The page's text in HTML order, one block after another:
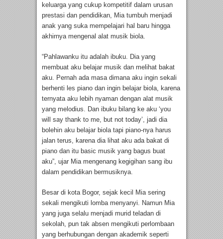
keluarga yang cukup kompetitif dalam urusan
prestasi dan pendidikan, Mia tumbuh menjadi
anak yang suka mempelajari hal baru hingga
akhirnya mengenal alat musik biola.
“Pahlawanku itu adalah ibuku. Dia yang
membuat aku belajar musik dan melihat bakat
aku. Pernah ada masa dimana aku ingin sekali
berhenti les piano dan ingin belajar biola, karena
ternyata aku lebih nyaman dengan alat musik
yang melodius. Dan ibuku bilang ke aku ‘you
will say thank to me, but not today’, jadi dia
bolehin aku belajar biola tapi piano-nya harus
jalan terus, karena dia lihat aku ada bakat di
piano dan itu basic musik yang bagus buat
aku”, ujar Mia mengenang kegigihan sang ibu
dalam pendidikan bermusiknya.
Besar di kota Bogor, sejak kecil Mia sering
sekali mengikuti lomba menyanyi. Namun Mia
yang juga selalu menjadi murid teladan di
sekolah, pun tak absen mengikuti perlombaan
yang berhubungan dengan akademik seperti